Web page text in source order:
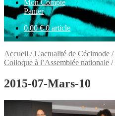
Mon Compte
Panier
0.00€ 0 article
Accueil /L'actualité de Cécimode /
Colloque à l’Assemblée nationale /
2015-07-Mars-10